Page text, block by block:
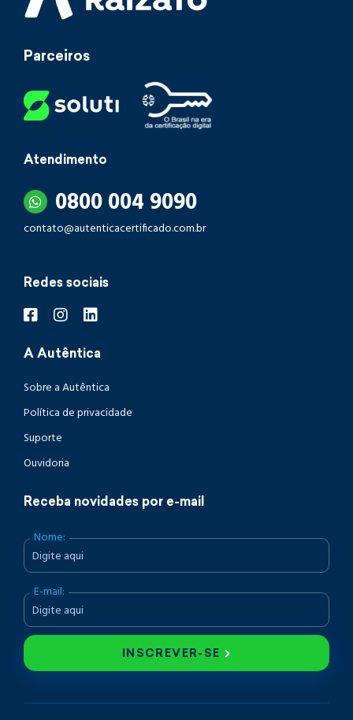
Parceiros
Atendimento
0800 004 9090
contato@autenticacertificado.com.br
Redes sociais
A Autêntica
Sobre a Autêntica
Política de privacidade
Suporte
Ouvidoria
Receba novidades por e-mail
Nome:
E-mail:
INSCREVER-SE